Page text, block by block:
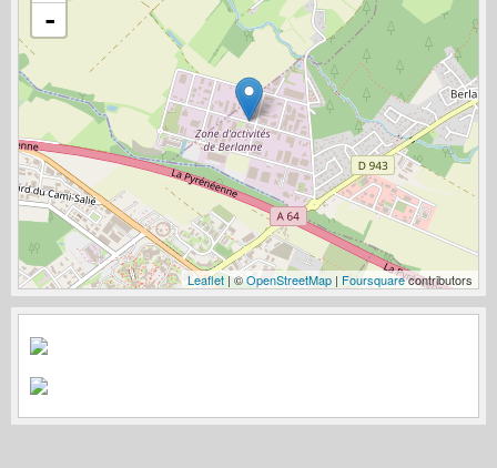
-
Leaflet| ©OpenStreetMap | Foursquarecontributors